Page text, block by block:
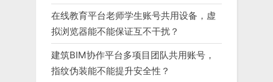
在线教育平台老师学生账号共用设备，虚
拟浏览器能不能保证互不干扰？
建筑BIM协作平台多项目团队共用账号，
指纹伪装能不能提升安全性？